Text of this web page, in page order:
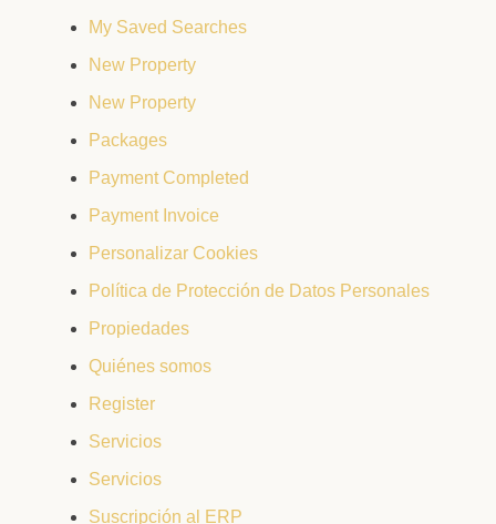
My Saved Searches
New Property
New Property
Packages
Payment Completed
Payment Invoice
Personalizar Cookies
Política de Protección de Datos Personales
Propiedades
Quiénes somos
Register
Servicios
Servicios
Suscripción al ERP